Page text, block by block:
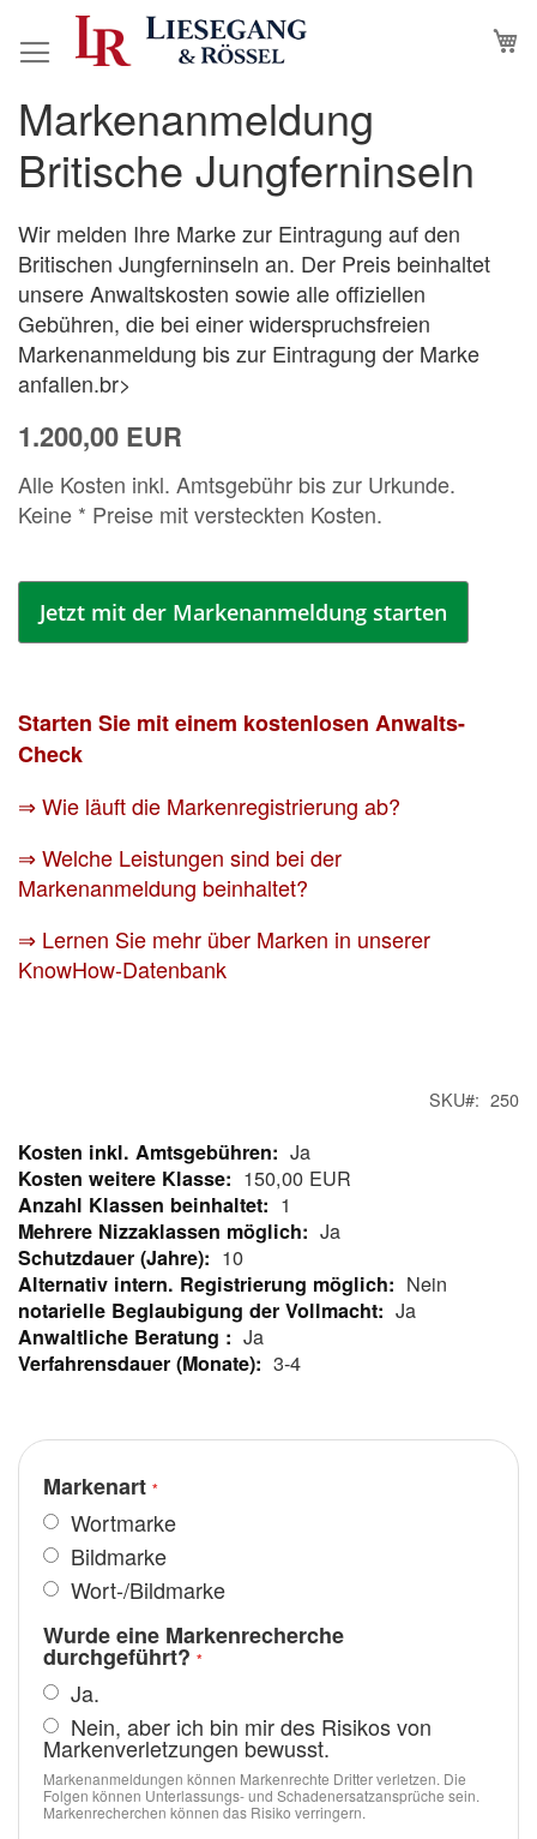
zum
Markenanmeldung
Britische Jungferninseln
Wir melden Ihre Marke zur Eintragung auf den
Britischen Jungferninseln an. Der Preis beinhaltet
unsere Anwaltskosten sowie alle offiziellen
Gebühren, die bei einer widerspruchsfreien
Markenanmeldung bis zur Eintragung der Marke
anfallen.br>
1.200,00 EUR
Alle Kosten inkl. Amtsgebühr bis zur Urkunde.
Keine * Preise mit versteckten Kosten.
Jetzt mit der Markenanmeldung starten
Starten Sie mit einem kostenlosen Anwalts-
Check
⇒ Wie läuft die Markenregistrierung ab?
⇒ Welche Leistungen sind bei der
Markenanmeldung beinhaltet?
⇒ Lernen Sie mehr über Marken in unserer
KnowHow-Datenbank
SKU 250
Mehr
Informationen
Ja
150,00 EUR
1
Ja
10
Nein
Ja
Ja
3-4
Zum
Ende
der
Bildergalerie
springen
Zum
Anfang
der
Bildergalerie
springen
Markenart
Wortmarke
Bildmarke
Wort-/Bildmarke
Wurde eine Markenrecherche
durchgeführt?
Ja.
Nein, aber ich bin mir des Risikos von
Markenverletzungen bewusst.
Markenanmeldungen können Markenrechte Dritter verletzen. Die
Folgen können Unterlassungs- und Schadenersatzansprüche sein.
Markenrecherchen können das Risiko verringern.